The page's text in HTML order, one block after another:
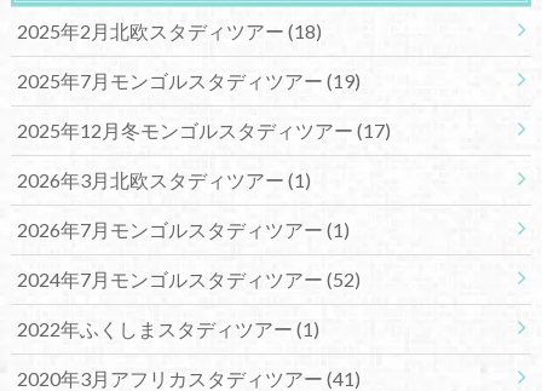
2025年2月北欧スタディツアー (18)
2025年7月モンゴルスタディツアー (19)
2025年12月冬モンゴルスタディツアー (17)
2026年3月北欧スタディツアー (1)
2026年7月モンゴルスタディツアー (1)
2024年7月モンゴルスタディツアー (52)
2022年ふくしまスタディツアー (1)
2020年3月アフリカスタディツアー (41)